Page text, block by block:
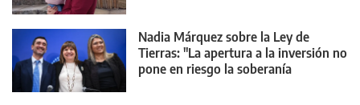
Nadia Márquez sobre la Ley de
Tierras: "La apertura a la inversión no
pone en riesgo la soberanía